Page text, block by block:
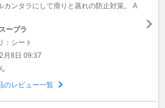
カンタラにして滑りと蒸れの防止対策。 A
ープラ
：シート
月8日 09:37
のレビュー一覧